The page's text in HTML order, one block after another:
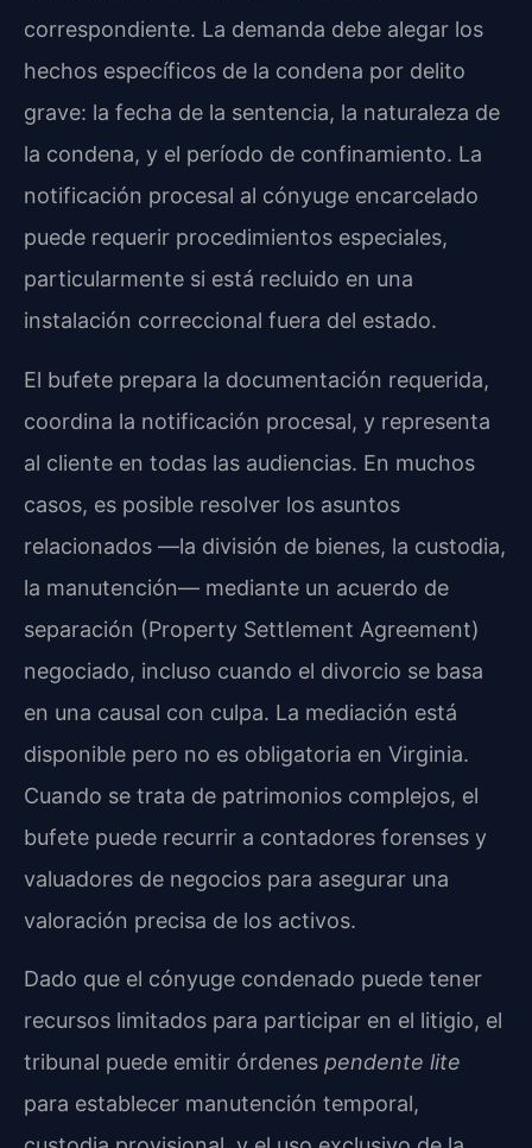
correspondiente. La demanda debe alegar los
hechos específicos de la condena por delito
grave: la fecha de la sentencia, la naturaleza de
la condena, y el período de confinamiento. La
notificación procesal al cónyuge encarcelado
puede requerir procedimientos especiales,
particularmente si está recluido en una
instalación correccional fuera del estado.
El bufete prepara la documentación requerida,
coordina la notificación procesal, y representa
al cliente en todas las audiencias. En muchos
casos, es posible resolver los asuntos
relacionados —la división de bienes, la custodia,
la manutención— mediante un acuerdo de
separación (Property Settlement Agreement)
negociado, incluso cuando el divorcio se basa
en una causal con culpa. La mediación está
disponible pero no es obligatoria en Virginia.
Cuando se trata de patrimonios complejos, el
bufete puede recurrir a contadores forenses y
valuadores de negocios para asegurar una
valoración precisa de los activos.
Dado que el cónyuge condenado puede tener
recursos limitados para participar en el litigio, el
tribunal puede emitir órdenes pendente lite
para establecer manutención temporal,